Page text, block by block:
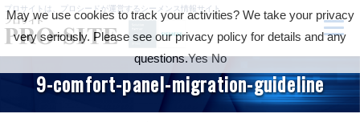
プロサイトは、プロシードが運営するシーメンス情報サイト
9-comfort-panel-migration-guideline
May we use cookies to track your activities? We take your privacy
very seriously. Please see our privacy policy for details and any
questions.Yes No